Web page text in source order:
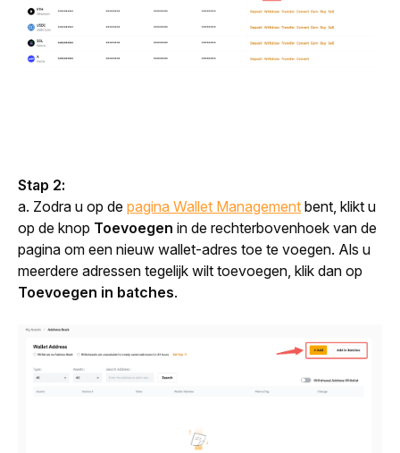
Stap 2:
a. Zodra u op de pagina Wallet Management bent, klikt u
op de knop Toevoegen in de rechterbovenhoek van de
pagina om een nieuw wallet-adres toe te voegen. Als u
Toevoegen in batches.